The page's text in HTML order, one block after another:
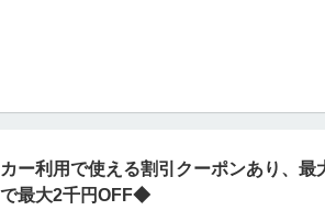
ー利用で使える割引クーポンあり、最
最大2千円OFF◆